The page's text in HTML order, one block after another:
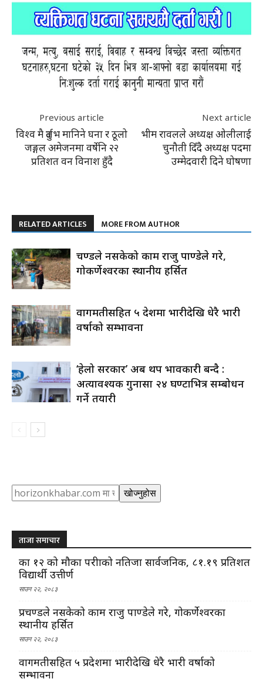
Previous article
विश्व मै दुर्लभ मानिने घना र ठूलो
जङ्गल अमेजनमा वर्षेनि २२
प्रतिशत वन विनाश हुँदै
Next article
भीम रावलले अध्यक्ष ओलीलाई
चुनौती दिँदै अध्यक्ष पदमा
उम्मेदवारी दिने घोषणा
RELATED ARTICLES MORE FROM AUTHOR
प्रचण्डले नसकेको काम राजु पाण्डेले गरे,
गोकर्णेश्वरका स्थानीय हर्सित
वागमतीसहित ५ प्रदेशमा भारीदेखि धेरै भारी
वर्षाको सम्भावना
‘हेलो सरकार’ अब थप प्रभावकारी बन्दै :
अत्यावश्यक गुनासा २४ घण्टाभित्र सम्बोधन
गर्ने तयारी
Search खोज्नुहोस
ताजा समाचार
कक्षा १२ को मौका परीक्षाको नतिजा सार्वजनिक, ८१.१९ प्रतिशत
विद्यार्थी उत्तीर्ण
साउन २२, २०८३
प्रचण्डले नसकेको काम राजु पाण्डेले गरे, गोकर्णेश्वरका
स्थानीय हर्सित
साउन २२, २०८३
वागमतीसहित ५ प्रदेशमा भारीदेखि धेरै भारी वर्षाको
सम्भावना